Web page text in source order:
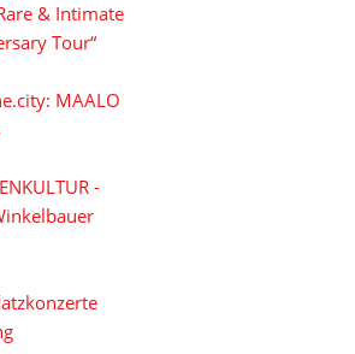
& Intimate
Tour“
MAALO
-